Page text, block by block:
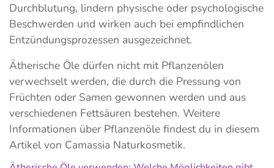
Durchblutung, lindern physische oder psychologische
Beschwerden und wirken auch bei empfindlichen
Entzündungsprozessen ausgezeichnet.
Ätherische Öle dürfen nicht mit Pflanzenölen
verwechselt werden, die durch die Pressung von
Früchten oder Samen gewonnen werden und aus
verschiedenen Fettsäuren bestehen. Weitere
Informationen über Pflanzenöle findest du in diesem
Artikel von Camassia Naturkosmetik.